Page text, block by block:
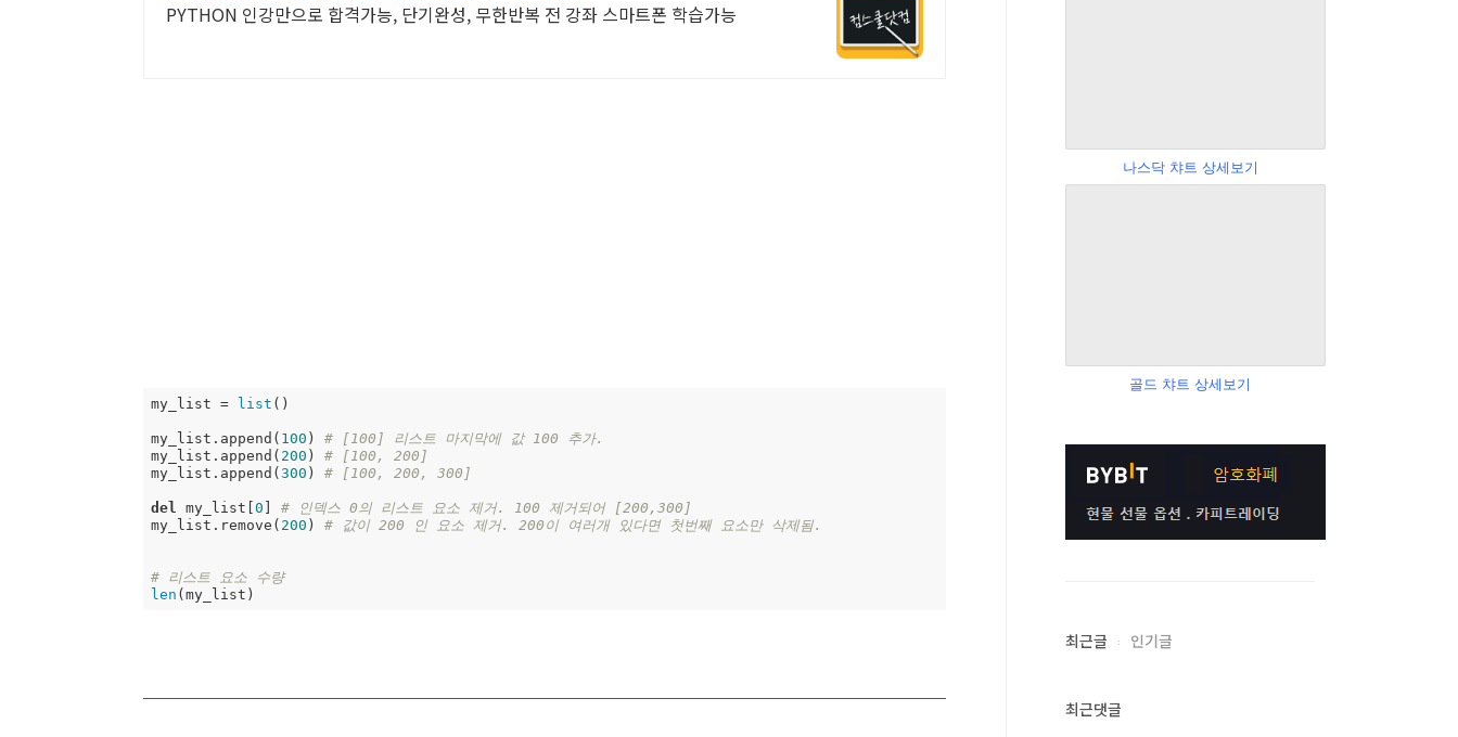
PYTHON 인강만으로 합격가능, 단기완성, 무한반복 전 강좌 스마트폰 학습가능
my_list = list ()
my_list.append( 100 ) # [100] 리스트 마지막에 값 100 추가.
my_list.append( 200 ) # [100, 200]
my_list.append(300 ) # [100, 200, 300]
del my_list[0 ] # 인덱스 0의 리스트 요소 제거. 100 제거되어 [200,300]
my_list.remove( 200 ) # 값이 200 인 요소 제거. 200이 여러개 있다면 첫번째 요소만 삭제됨.
# 리스트 요소 수량
len (my_list)
나스닥 챠트 상세보기
골드 챠트 상세보기
최근글 인기글
최근댓글